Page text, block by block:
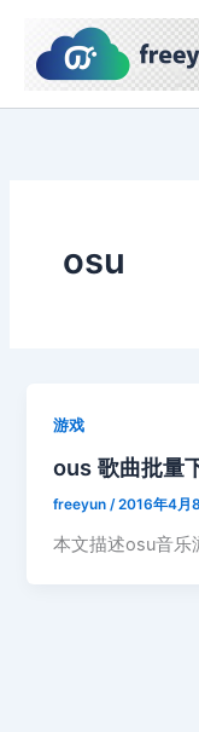
osu
游戏
ous 歌曲批量
freeyun /2016年4月
本文描述osu音